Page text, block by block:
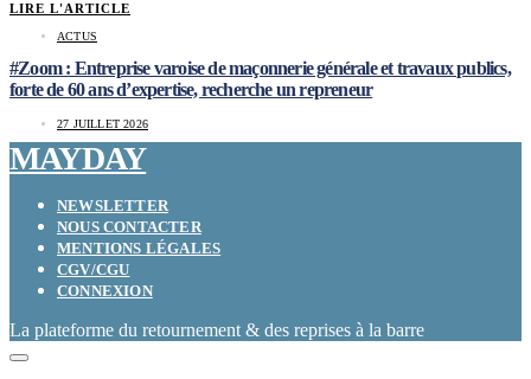
LIRE L'ARTICLE
ACTUS
#Zoom : Entreprise varoise de maçonnerie générale et travaux publics,
forte de 60 ans d’expertise, recherche un repreneur
27 JUILLET 2026
MAYDAY
NEWSLETTER
NOUS CONTACTER
MENTIONS LÉGALES
CGV/CGU
CONNEXION
La plateforme du retournement & des reprises à la barre